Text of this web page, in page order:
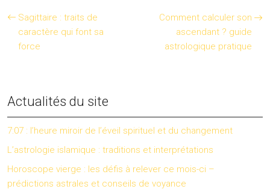
Sagittaire : traits de
caractère qui font sa
force
Comment calculer son
ascendant ? guide
astrologique pratique
Actualités du site
7:07 : l’heure miroir de l’éveil spirituel et du changement
L’astrologie islamique : traditions et interprétations
Horoscope vierge : les défis à relever ce mois-ci –
prédictions astrales et conseils de voyance